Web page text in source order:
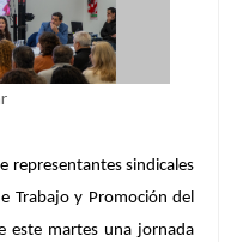
representantes sindicales
Trabajo y Promoción del
este martes una jornada